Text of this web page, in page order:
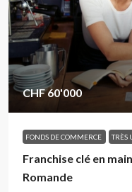
CHF 60'000
FONDS DE COMMERCE TRÈS
Franchise clé en
Romande